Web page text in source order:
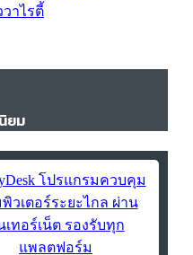
วาไรตี้
ยม